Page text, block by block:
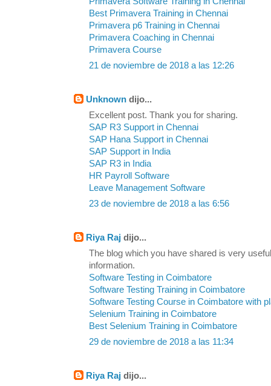
Best Primavera Training in Chennai
Primavera p6 Training in Chennai
Primavera Coaching in Chennai
Primavera Course
21 de noviembre de 2018 a las 12:26
Unknown dijo...
Excellent post. Thank you for sharing.
SAP R3 Support in Chennai
SAP Hana Support in Chennai
SAP Support in India
SAP R3 in India
HR Payroll Software
Leave Management Software
23 de noviembre de 2018 a las 6:56
Riya Raj dijo...
The blog which you have shared is very
information.
Software Testing in Coimbatore
Software Testing Training in Coimbatore
Software Testing Course in Coimbatore with
Selenium Training in Coimbatore
Best Selenium Training in Coimbatore
29 de noviembre de 2018 a las 11:34
Riya Raj dijo...